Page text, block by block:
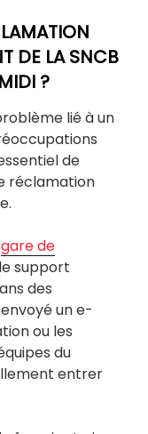
DE LA SNCB
?
lié à un
de
réclamation
gare de
support
des
un e-
ou les
du
entrer